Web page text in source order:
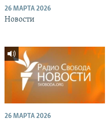
26 МАРТА 2026
Новости
26 МАРТА 2026